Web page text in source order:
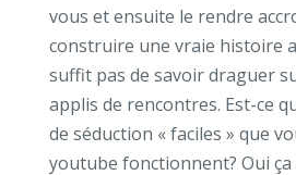
vous et ensuite le rendre
construire une vraie histoire
suffit pas de savoir draguer
applis de rencontres. Est-ce
de séduction « faciles » que
youtube fonctionnent? Oui